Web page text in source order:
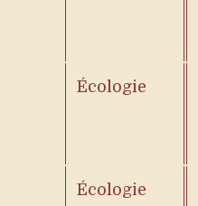
Écologie
Écologie